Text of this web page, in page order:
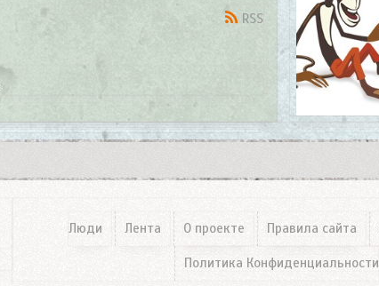
RSS
Люди Лента О проекте Правила сайта
Политика Конфиденциальности